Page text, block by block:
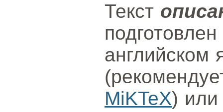
Текст
английском
MiKTeX) или